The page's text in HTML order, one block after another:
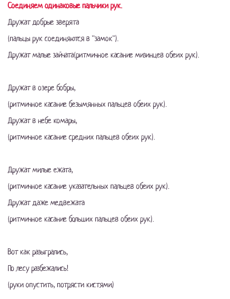
Соединяем одинаковые пальчики рук.
Дружат добрые зверята
(пальцы рук соединяются в "замок").
Дружат малые зайчата(ритмичное касание мизинцев обеих рук).
Дружат в озере бобры,
(ритмичное касание безымянных пальцев обеих рук).
Дружат в небе комары,
(ритмичное касание средних пальцев обеих рук).
Дружат милые ежата,
(ритмичное касание указательных пальцев обеих рук).
Дружат даже медвежата
(ритмичное касание больших пальцев обеих рук).
Вот как разыгрались,
По лесу разбежались!
(руки опустить, потрясти кистями)